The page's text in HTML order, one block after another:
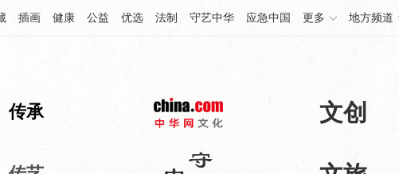
插画 健康 公益 优选 法制 守艺中华 应急中国 更多 地方频道
传承 文创